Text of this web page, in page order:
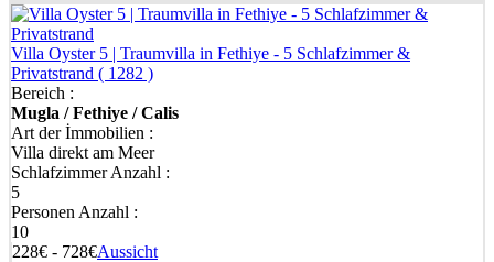
Villa Oyster 5 | Traumvilla in Fethiye - 5 Schlafzimmer &
Privatstrand ( 1282 )
Bereich :
Mugla / Fethiye / Calis
Art der İmmobilien :
Villa direkt am Meer
Schlafzimmer Anzahl :
5
Personen Anzahl :
10
228€ - 728€Aussicht